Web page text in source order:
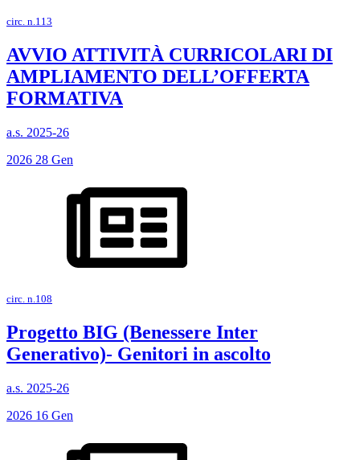
circ. n.113
AVVIO ATTIVITÀ CURRICOLARI DI
AMPLIAMENTO DELL’OFFERTA
FORMATIVA
a.s. 2025-26
2026 28 Gen
circ. n.108
Progetto BIG (Benessere Inter
Generativo)- Genitori in ascolto
a.s. 2025-26
2026 16 Gen